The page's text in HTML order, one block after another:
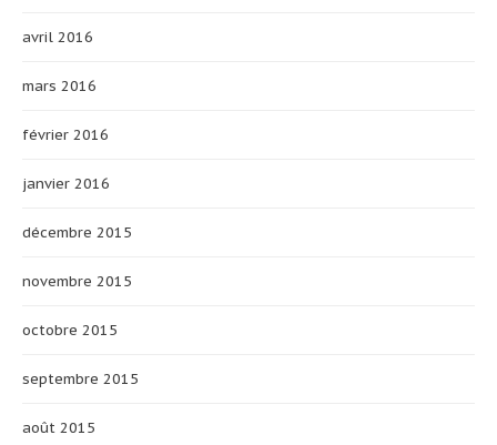
avril 2016
mars 2016
février 2016
janvier 2016
décembre 2015
novembre 2015
octobre 2015
septembre 2015
août 2015